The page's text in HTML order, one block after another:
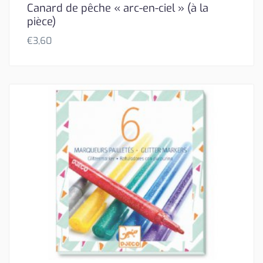
Canard de pêche « arc-en-ciel » (à la
pièce)
€3,60